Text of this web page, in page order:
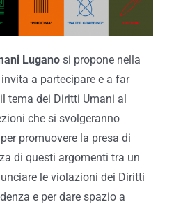
Lugano si propone nella
a partecipare e a far
tema dei Diritti Umani al
che si svolgeranno
promuovere la presa di
di questi argomenti tra un
le violazioni dei Diritti
e per dare spazio a